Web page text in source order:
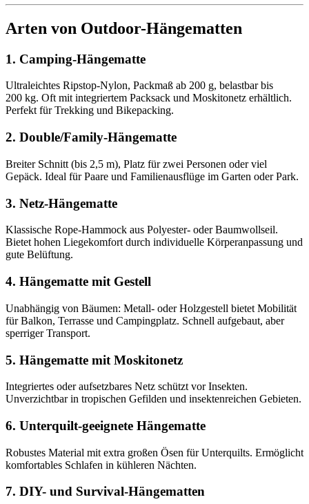
Arten von Outdoor-Hängematten
1. Camping-Hängematte
Ultraleichtes Ripstop-Nylon, Packmaß ab 200 g, belastbar bis
200 kg. Oft mit integriertem Packsack und Moskitonetz erhältlich.
Perfekt für Trekking und Bikepacking.
2. Double/Family-Hängematte
Breiter Schnitt (bis 2,5 m), Platz für zwei Personen oder viel
Gepäck. Ideal für Paare und Familienausflüge im Garten oder Park.
3. Netz-Hängematte
Klassische Rope-Hammock aus Polyester- oder Baumwollseil.
Bietet hohen Liegekomfort durch individuelle Körperanpassung und
gute Belüftung.
4. Hängematte mit Gestell
Unabhängig von Bäumen: Metall- oder Holzgestell bietet Mobilität
für Balkon, Terrasse und Campingplatz. Schnell aufgebaut, aber
sperriger Transport.
5. Hängematte mit Moskitonetz
Integriertes oder aufsetzbares Netz schützt vor Insekten.
Unverzichtbar in tropischen Gefilden und insektenreichen Gebieten.
6. Unterquilt-geeignete Hängematte
Robustes Material mit extra großen Ösen für Unterquilts. Ermöglicht
komfortables Schlafen in kühleren Nächten.
7. DIY- und Survival-Hängematten